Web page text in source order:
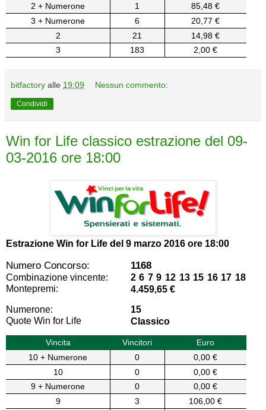
2 + Numerone
1
85,48 €
3 + Numerone
6
20,77 €
2
21
14,98 €
3
183 2,00 €
bitfactory alle 19:09 Nessun commento:
Condividi
Win for Life classico estrazione del 09-
03-2016 ore 18:00
Estrazione Win for Life del 9 marzo 2016 ore 18:00
Numero Concorso: 1168
Combinazione vincente:
2 6 7 9 12 13 15 16 17 18
Montepremi:
4.459,65 €
Numerone:
15
Quote Win for Life
Classico
Vincita Vincitori
Euro
10 + Numerone
0
0,00 €
10
0
0,00 €
9 + Numerone
0
0,00 €
9
3
106,00 €